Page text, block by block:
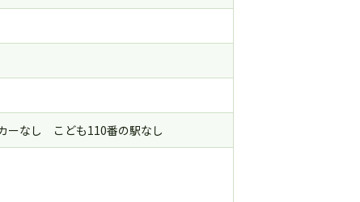
ーなし こども110番の駅なし